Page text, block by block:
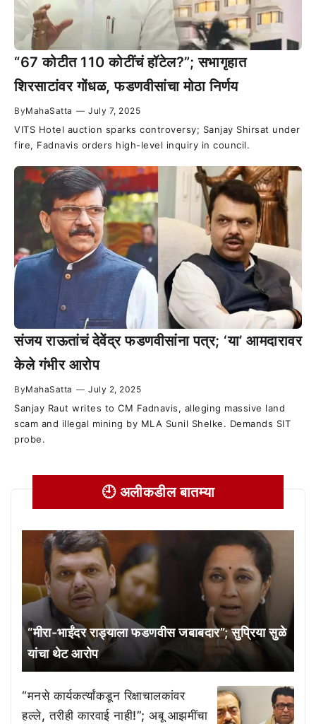
“67 कोटीत 110 कोटींचं हॉटेल?”; सभागृहात
शिरसाटांवर गोंधळ, फडणवीसांचा मोठा निर्णय
ByMahaSatta — July 7, 2025
VITS Hotel auction sparks controversy; Sanjay Shirsat under
fire, Fadnavis orders high-level inquiry in council.
संजय राऊतांचं देवेंद्र फडणवीसांना पत्र; ‘या’ आमदारावर
केले गंभीर आरोप
ByMahaSatta — July 2, 2025
Sanjay Raut writes to CM Fadnavis, alleging massive land
scam and illegal mining by MLA Sunil Shelke. Demands SIT
probe.
🕘 अलीकडील बातम्या
“मीरा-भाईंदर राड्याला फडणवीस जबाबदार”; सुप्रिया सुळे
यांचा थेट आरोप
“मनसे कार्यकर्त्यांकडून रिक्षाचालकांवर
हल्ले, तरीही कारवाई नाही!”; अबू आझमींचा